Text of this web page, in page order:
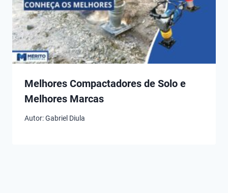
Melhores Compactadores de Solo e
Melhores Marcas
Autor:Gabriel Diula